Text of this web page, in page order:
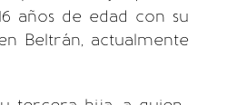
años de edad con su
Beltrán, actualmente